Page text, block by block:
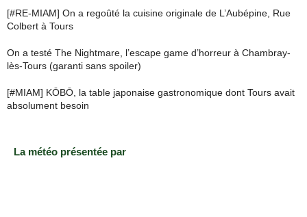
[#RE-MIAM] On a regoûté la cuisine originale de L’Aubépine, Rue
Colbert à Tours
On a testé The Nightmare, l’escape game d’horreur à Chambray-
lès-Tours (garanti sans spoiler)
[#MIAM] KŌBŌ, la table japonaise gastronomique dont Tours avait
absolument besoin
La météo présentée par